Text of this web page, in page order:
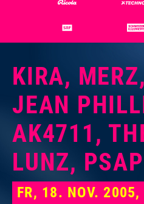
KIRA,
JEAN
AK4711,
LUNZ,
FR, 18. NOV.